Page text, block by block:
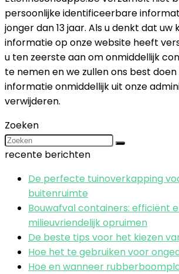
persoonlijke identificeerbare
jonger dan 13 jaar. Als u denkt dat uw
informatie op onze website heeft
u ten zeerste aan om onmiddellijk
te nemen en we zullen ons best
informatie onmiddellijk uit onze
verwijderen.
Zoeken
recente berichten
De perfecte tuinoverkapping
buitenruimte
Bouwafval containers: efficiënt
milieuvriendelijk opruimen
De beste tips voor het kiezen
Hoe het te gebruiken voor
Hoe en wanneer